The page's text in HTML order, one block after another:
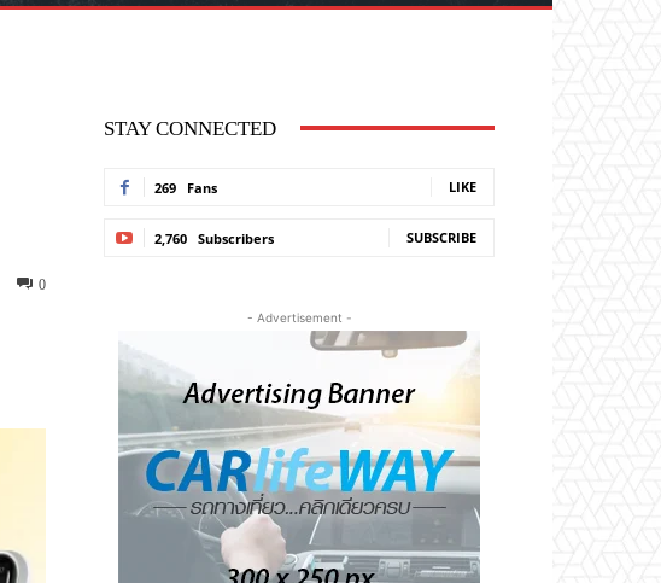
0
STAY CONNECTED
269 Fans LIKE
2,760 Subscribers SUBSCRIBE
- Advertisement -